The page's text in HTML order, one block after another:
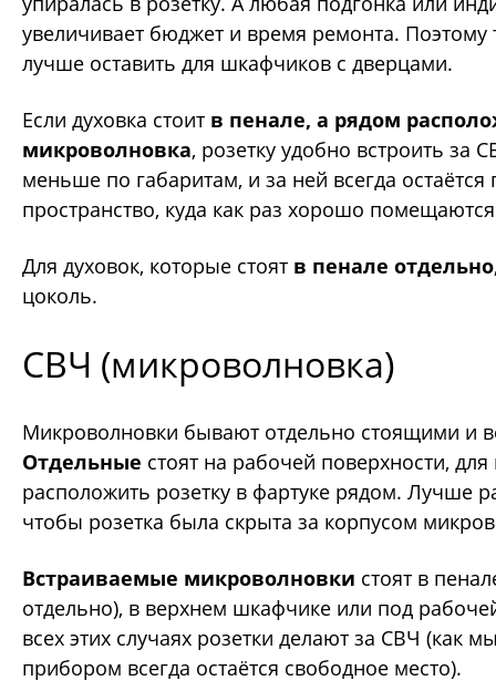
увеличивает бюджет и время ремонта. Поэтому
лучше оставить для шкафчиков с дверцами.
Если духовка стоит в пенале, а рядом
микроволновка, розетку удобно встроить за
меньше по габаритам, и за ней всегда остаётся
пространство, куда как раз хорошо
Для духовок, которые стоят в пенале отдельно
цоколь.
СВЧ (микроволновка)
Микроволновки бывают отдельно стоящими и
Отдельные стоят на рабочей поверхности,
расположить розетку в фартуке рядом. Лучше
чтобы розетка была скрыта за корпусом
Встраиваемые микроволновки стоят в
отдельно), в верхнем шкафчике или под
всех этих случаях розетки делают за СВЧ (как
прибором всегда остаётся свободное место).